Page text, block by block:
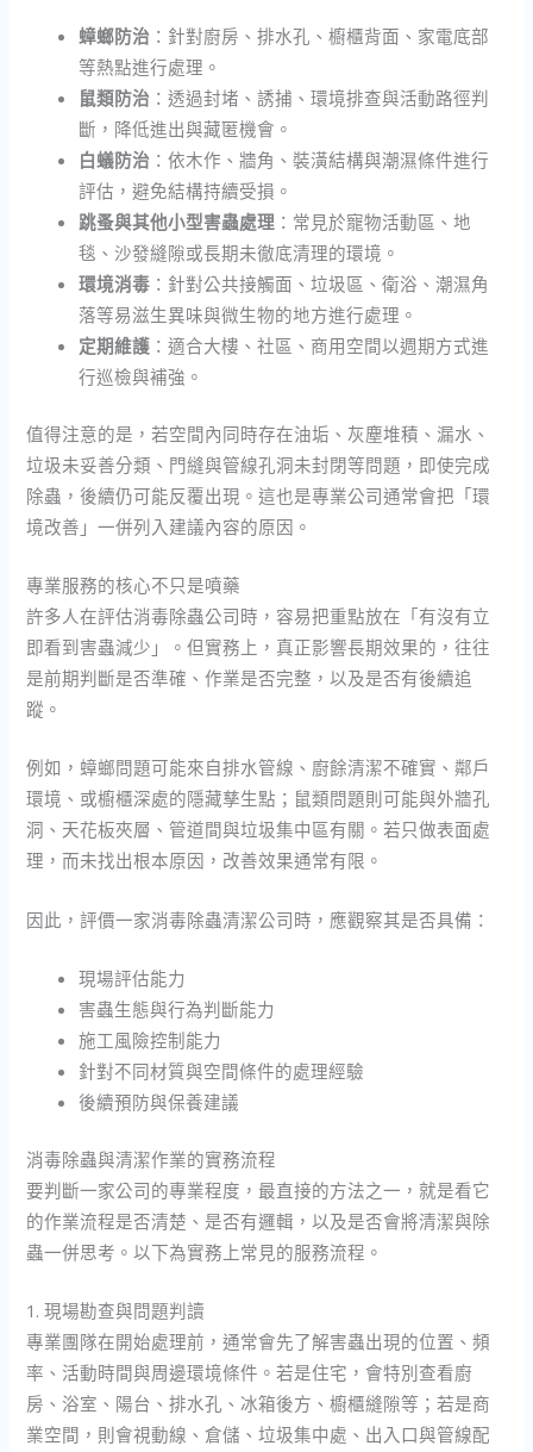
蟑螂防治 ：針對廚房、排水孔、櫥櫃背面、家電底部
等熱點進行處理。
鼠類防治 ：透過封堵、誘捕、環境排查與活動路徑判
斷，降低進出與藏匿機會。
白蟻防治 ：依木作、牆角、裝潢結構與潮濕條件進行
評估，避免結構持續受損。
跳蚤與其他小型害蟲處理 ：常見於寵物活動區、地
毯、沙發縫隙或長期未徹底清理的環境。
環境消毒 ：針對公共接觸面、垃圾區、衛浴、潮濕角
落等易滋生異味與微生物的地方進行處理。
定期維護 ：適合大樓、社區、商用空間以週期方式進
行巡檢與補強。
值得注意的是，若空間內同時存在油垢、灰塵堆積、漏水、
垃圾未妥善分類、門縫與管線孔洞未封閉等問題，即使完成
除蟲，後續仍可能反覆出現。這也是專業公司通常會把「環
境改善」一併列入建議內容的原因。
專業服務的核心不只是噴藥
許多人在評估消毒除蟲公司時，容易把重點放在「有沒有立
即看到害蟲減少」。但實務上，真正影響長期效果的，往往
是前期判斷是否準確、作業是否完整，以及是否有後續追
蹤。
例如，蟑螂問題可能來自排水管線、廚餘清潔不確實、鄰戶
環境、或櫥櫃深處的隱藏孳生點；鼠類問題則可能與外牆孔
洞、天花板夾層、管道間與垃圾集中區有關。若只做表面處
理，而未找出根本原因，改善效果通常有限。
因此，評價一家消毒除蟲清潔公司時，應觀察其是否具備：
現場評估能力
害蟲生態與行為判斷能力
施工風險控制能力
針對不同材質與空間條件的處理經驗
後續預防與保養建議
消毒除蟲與清潔作業的實務流程
要判斷一家公司的專業程度，最直接的方法之一，就是看它
的作業流程是否清楚、是否有邏輯，以及是否會將清潔與除
蟲一併思考。以下為實務上常見的服務流程。
1. 現場勘查與問題判讀
專業團隊在開始處理前，通常會先了解害蟲出現的位置、頻
率、活動時間與周邊環境條件。若是住宅，會特別查看廚
房、浴室、陽台、排水孔、冰箱後方、櫥櫃縫隙等；若是商
業空間，則會視動線、倉儲、垃圾集中處、出入口與管線配